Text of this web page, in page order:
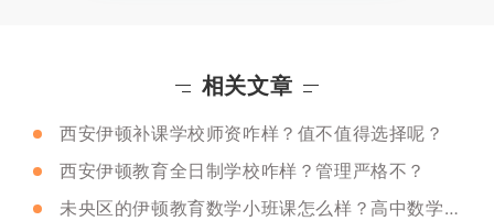
相关文章
西安伊顿补课学校师资咋样？值不值得选择呢？
西安伊顿教育全日制学校咋样？管理严格不？
未央区的伊顿教育数学小班课怎么样？高中数学不好怎么办